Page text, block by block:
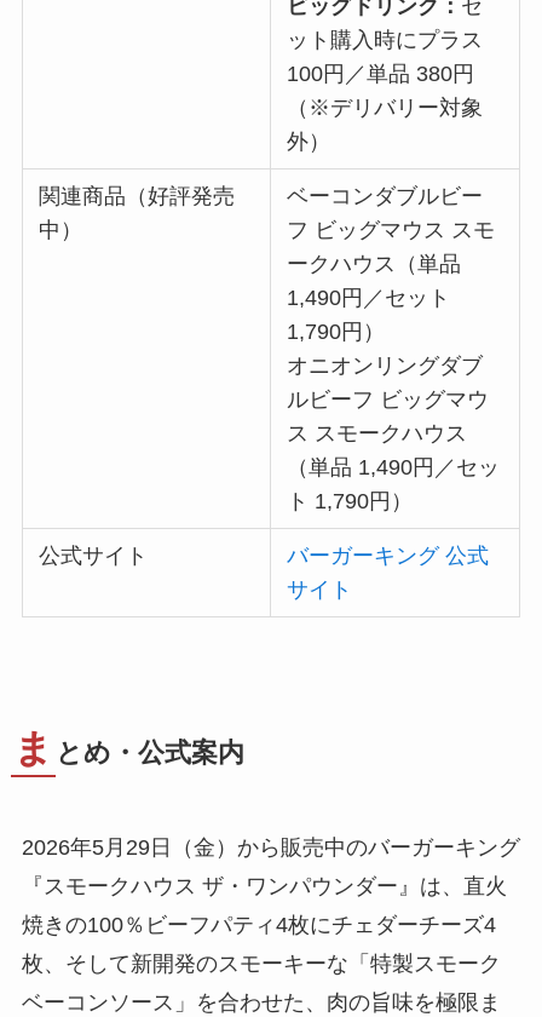
ビッグドリンク： セ
ット購入時にプラス
100円／単品 380円
（※デリバリー対象
外）
関連商品（好評発売
中）
ベーコンダブルビー
フ ビッグマウス スモ
ークハウス（単品
1,490円／セット
1,790円）
オニオンリングダブ
ルビーフ ビッグマウ
ス スモークハウス
（単品 1,490円／セッ
ト 1,790円）
公式サイト
バーガーキング 公式
サイト
ま とめ・公式案内
2026年5月29日（金）から販売中のバーガーキング
『スモークハウス ザ・ワンパウンダー』は、直火
焼きの100％ビーフパティ4枚にチェダーチーズ4
枚、そして新開発のスモーキーな「特製スモーク
ベーコンソース」を合わせた、肉の旨味を極限ま